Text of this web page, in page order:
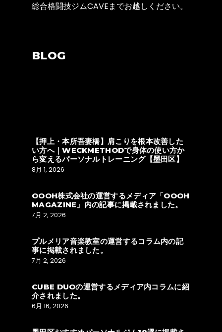
総合格闘技ジムCAVEまでお越しください。
BLOG
【押上・本所吾妻橋】肩こりを根本改善した
い方へ｜WECKMETHODで身体の使い方か
ら変えるパーソナルトレーニング【墨田区】
8月 1, 2026
OOOH株式会社の運営するメディア「OOOH
MAGAZINE」内の記事に掲載されました。
7月 2, 2026
プルメリア音楽教室の運営するコラム内の記
事に掲載されました。
7月 2, 2026
CUBE DUOの運営するメディア内コラムに紹
介されました。
6月 16, 2026